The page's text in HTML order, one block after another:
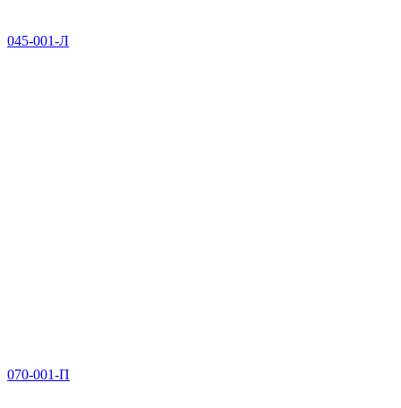
045-001-Л
070-001-П